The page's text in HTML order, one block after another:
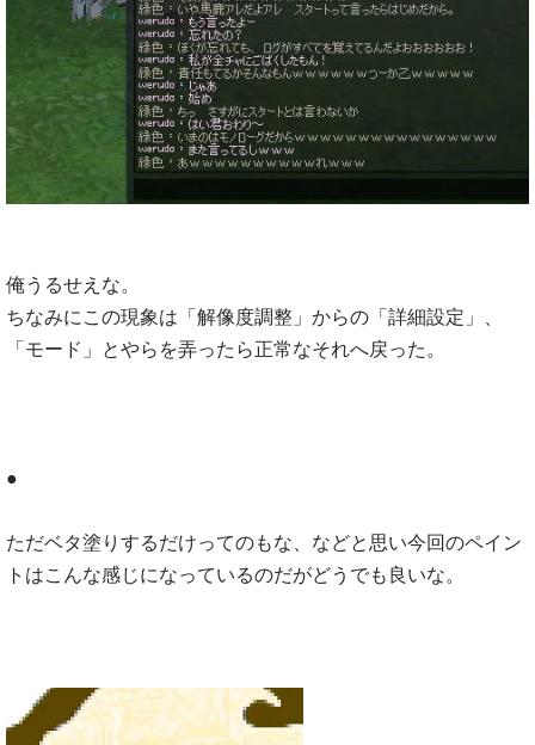
俺うるせえな。
ちなみにこの現象は「解像度調整」からの「詳細設定」、
「モード」とやらを弄ったら正常なそれへ戻った。
●
ただベタ塗りするだけってのもな、などと思い今回のペイン
トはこんな感じになっているのだがどうでも良いな。